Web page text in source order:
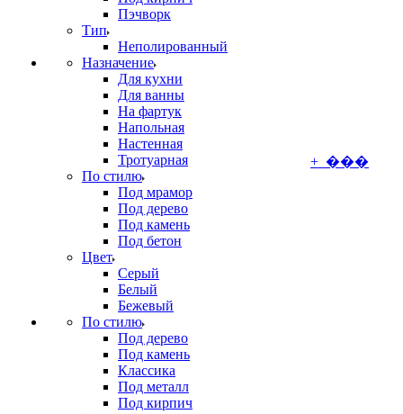
Пэчворк
Тип
Неполированный
Назначение
Для кухни
Для ванны
На фартук
Напольная
Настенная
Тротуарная
По стилю
Под мрамор
Под дерево
Под камень
Под бетон
Цвет
Серый
Белый
Бежевый
По стилю
Под дерево
Под камень
Классика
Под металл
Под кирпич
+ ���